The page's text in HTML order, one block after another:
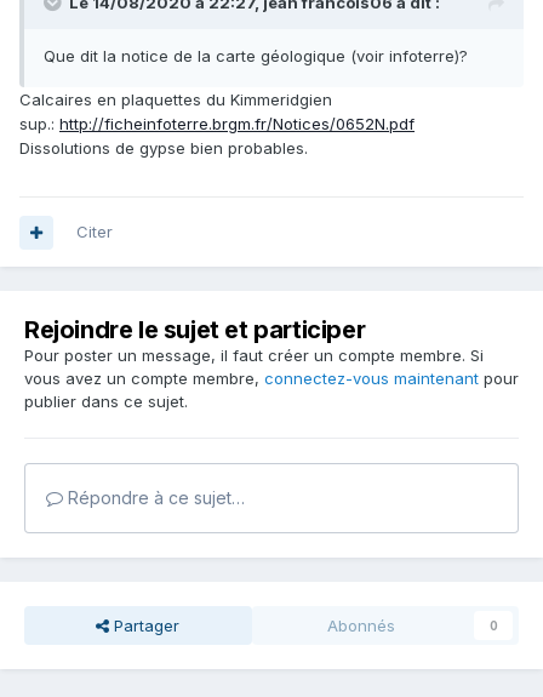
Que dit la notice de la carte géologique (voir infoterre)?
Calcaires en plaquettes du Kimmeridgien
sup.: http://ficheinfoterre.brgm.fr/Notices/0652N.pdf
Dissolutions de gypse bien probables.
Citer
Rejoindre le sujet et participer
Pour poster un message, il faut créer un compte membre. Si
vous avez un compte membre, connectez-vous maintenant pour
publier dans ce sujet.
Répondre à ce sujet…
Partager Abonnés 0